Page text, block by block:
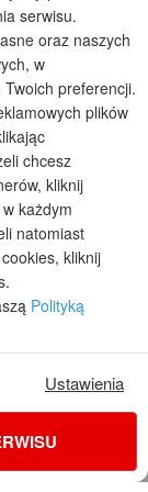
gotowe
w 1990r.
(zgodnie z
mogą
sklepie,
z
kontrolować za
korzystanie z
plików cookies.
serwisu.
oraz naszych
w
preferencji.
plików
chcesz
kliknij
każdym
natomiast
kliknij
Polityką
Ustawienia